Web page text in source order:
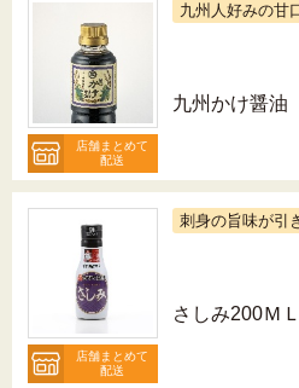
店舗まとめて
配送
九州人好みの甘
九州かけ醤油
店舗まとめて
配送
刺身の旨味が引
さしみ200ＭＬ